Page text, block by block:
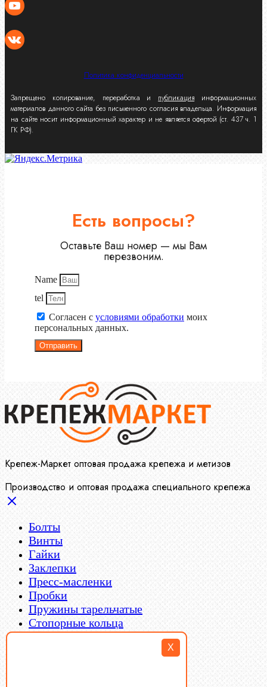
X
Политика конфиденциальности
Запрещено копирование, переработка и публикация информационных
материалов данного сайта без письменного согласия владельца. Информация
на сайте носит информационный характер и не является офертой (ст. 437 ч. 1
ГК РФ).
Есть вопросы?
Оставьте Ваш номер — мы Вам
перезвоним.
Name
tel
Согласен с условиями обработки моих
персональных данных.
Отправить
Крепеж-Маркет оптовая продажа крепежа и метизов
Производство и оптовая продажа специального крепежа
Болты
Винты
Гайки
Заклепки
Пресс-масленки
Пробки
Пружины тарельчатые
Стопорные кольца
Такелаж